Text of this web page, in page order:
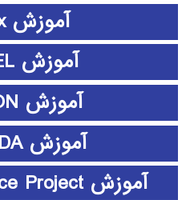
آموزش Latex
آموزش LISREL
آموزش LUMION
آموزش MAXQDA
آموزش Microsoft Office Project